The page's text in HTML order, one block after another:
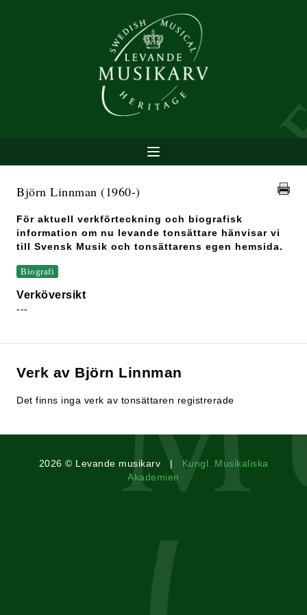
Björn Linnman (1960-)
För aktuell verkförteckning och biografisk
information om nu levande tonsättare hänvisar vi
till Svensk Musik och tonsättarens egen hemsida.
Biografi
Verköversikt
---
Verk av Björn Linnman
Det finns inga verk av tonsättaren registrerade
2026 © Levande musikarv | Kungl. Musikaliska
Akademien